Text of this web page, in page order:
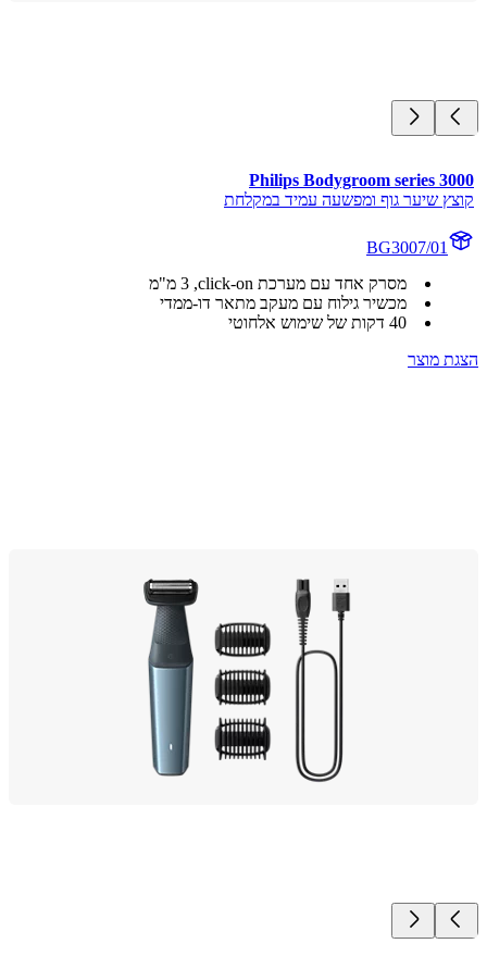
Philips Bodygroom series
שיער גוף ומפשעה עמיד במקלחת
BG3007/01
מסרק אחד עם מערכת click-on, ‏3 מ"מ
מכשיר גילוח עם מעקב מתאר דו-ממדי
40 דקות של שימוש אלחוטי
מוצר